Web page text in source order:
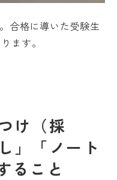
合格に導いた受験生
ます。
け（採
」「ノート
ること